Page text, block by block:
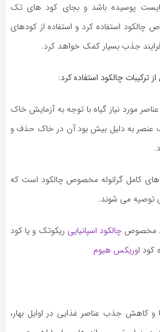
پوسیده باشد و بجای کود های تک
استفاده کرد و استفاده از کودهای
جذب بسیار کمک خواهد کرد.
چالکود استفاده کرد:
مورد نیاز گیاه با توجه به آزمایش خاک
به دلیل بیش بود آن در خاک حذف و
کامل گرانوله مخصوص چالکود است که
توصیه می شوند.
مخصوص چالکود اسپانیایی ریکوتک و یا کود
اوریکس هیوم
کاهش جذب عناصر غذایی در اوایل بهار،